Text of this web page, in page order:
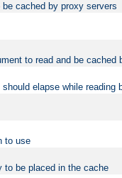
cached by proxy servers
to read and be cached
elapse while reading
to use
to be placed in the cache